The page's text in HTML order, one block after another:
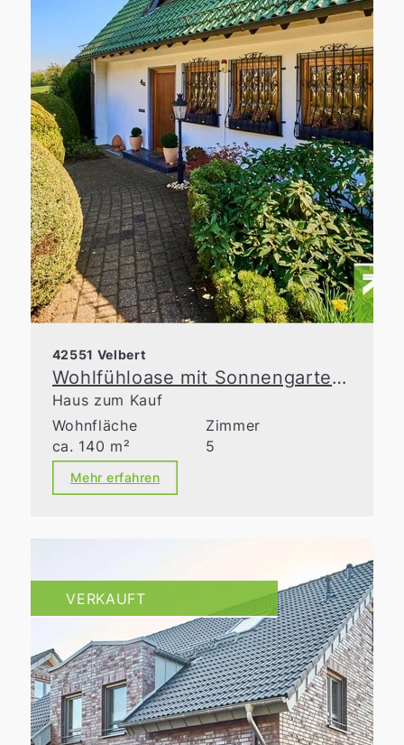
42551 Velbert
Wohlfühloase mit Sonnengarten in Toplage von Velbert
Haus zum Kauf
Wohnfläche
ca. 140 m²
Zimmer
5
Mehr erfahren
VERKAUFT